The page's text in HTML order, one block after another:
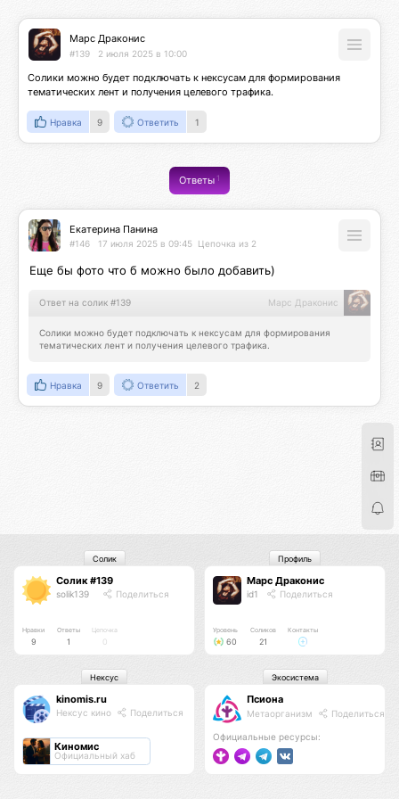
Марс Драконис
#139 2 июля 2025 в 10:00
Солики можно будет подключать к нексусам для формирования
тематических лент и получения целевого трафика.
Нравка 9 Ответить 1
Ответы 1
Екатерина Панина
#146 17 июля 2025 в 09:45 Цепочка из 2
Еще бы фото что б можно было добавить)
Ответ на солик #139 Марс Драконис
Солики можно будет подключать к нексусам для формирования
тематических лент и получения целевого трафика.
Нравка 9 Ответить 2
Солик #139
solik139 Поделиться
Нравки
9
Ответы
1
Цепочка
0
Солик
Марс Драконис
id1 Поделиться
Уровень
60
Соликов
21
Контакты
Профиль
kinomis.ru
Нексус кино Поделиться
Киномис
Официальный хаб
Нексус
Псиона
Метаорганизм Поделиться
Официальные ресурсы:
Экосистема